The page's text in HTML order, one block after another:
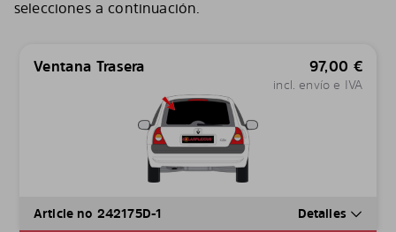
selecciones a continuación.
Ventana Trasera 97,00 €
incl. envío e IVA
Article no 242175D-1 Detalles